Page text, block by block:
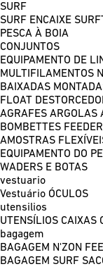
SURF
SURF ENCAIXE
PESCA À BOIA
CONJUNTOS
EQUIPAMENTO DE
MULTIFILAMENTOS
BAIXADAS
FLOAT
AGRAFES ARGOLAS
BOMBETTES
AMOSTRAS
EQUIPAMENTO DO
WADERS E BOTAS
vestuario
Vestuário ÓCULOS
utensilios
UTENSÍLIOS CAIXAS
bagagem
BAGAGEM N'ZON
BAGAGEM SURF